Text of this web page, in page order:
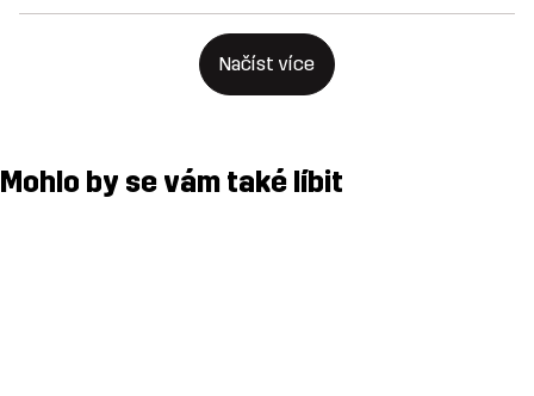
Načíst více
Mohlo by se vám také líbit